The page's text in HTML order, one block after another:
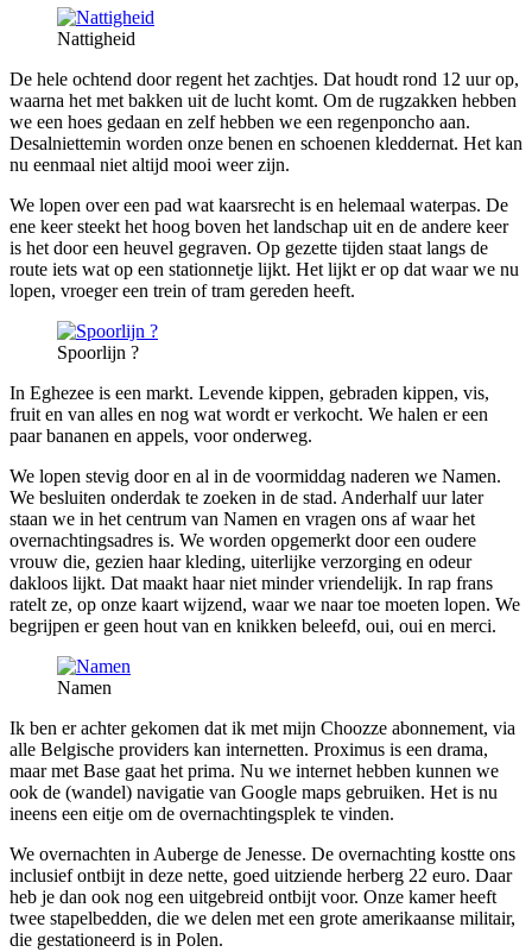
Nattigheid
De hele ochtend door regent het zachtjes. Dat houdt rond 12 uur op,
waarna het met bakken uit de lucht komt. Om de rugzakken hebben
we een hoes gedaan en zelf hebben we een regenponcho aan.
Desalniettemin worden onze benen en schoenen kleddernat. Het kan
nu eenmaal niet altijd mooi weer zijn.
We lopen over een pad wat kaarsrecht is en helemaal waterpas. De
ene keer steekt het hoog boven het landschap uit en de andere keer
is het door een heuvel gegraven. Op gezette tijden staat langs de
route iets wat op een stationnetje lijkt. Het lijkt er op dat waar we nu
lopen, vroeger een trein of tram gereden heeft.
Spoorlijn ?
In Eghezee is een markt. Levende kippen, gebraden kippen, vis,
fruit en van alles en nog wat wordt er verkocht. We halen er een
paar bananen en appels, voor onderweg.
We lopen stevig door en al in de voormiddag naderen we Namen.
We besluiten onderdak te zoeken in de stad. Anderhalf uur later
staan we in het centrum van Namen en vragen ons af waar het
overnachtingsadres is. We worden opgemerkt door een oudere
vrouw die, gezien haar kleding, uiterlijke verzorging en odeur
dakloos lijkt. Dat maakt haar niet minder vriendelijk. In rap frans
ratelt ze, op onze kaart wijzend, waar we naar toe moeten lopen. We
begrijpen er geen hout van en knikken beleefd, oui, oui en merci.
Namen
Ik ben er achter gekomen dat ik met mijn Choozze abonnement, via
alle Belgische providers kan internetten. Proximus is een drama,
maar met Base gaat het prima. Nu we internet hebben kunnen we
ook de (wandel) navigatie van Google maps gebruiken. Het is nu
ineens een eitje om de overnachtingsplek te vinden.
We overnachten in Auberge de Jenesse. De overnachting kostte ons
inclusief ontbijt in deze nette, goed uitziende herberg 22 euro. Daar
heb je dan ook nog een uitgebreid ontbijt voor. Onze kamer heeft
twee stapelbedden, die we delen met een grote amerikaanse militair,
die gestationeerd is in Polen.